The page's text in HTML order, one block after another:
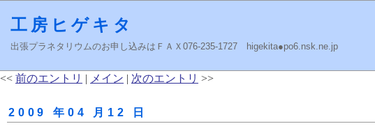
工房ヒゲキタ
出張プラネタリウムのお申し込みはＦＡＸ076-235-1727 higekita●po6.nsk.ne.jp
<< 前のエントリ | メイン | 次のエントリ >>
2009 年04 月12 日